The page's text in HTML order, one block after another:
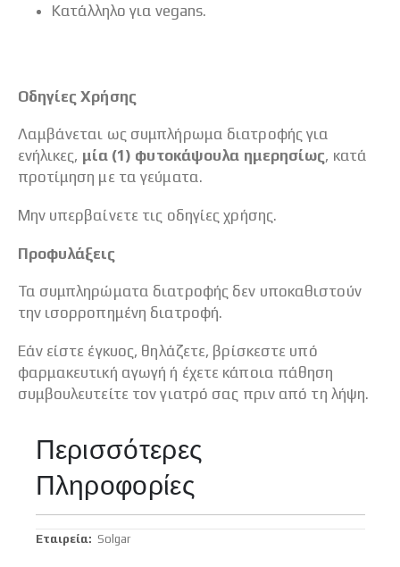
Κατάλληλο για vegans.
Οδηγίες Χρήσης
Λαμβάνεται ως συμπλήρωμα διατροφής για
ενήλικες, μία (1) φυτοκάψουλα ημερησίως, κατά
προτίμηση με τα γεύματα.
Μην υπερβαίνετε τις οδηγίες χρήσης.
Προφυλάξεις
Τα συμπληρώματα διατροφής δεν υποκαθιστούν
την ισορροπημένη διατροφή.
Εάν είστε έγκυος, θηλάζετε, βρίσκεστε υπό
φαρμακευτική αγωγή ή έχετε κάποια πάθηση
συμβουλευτείτε τον γιατρό σας πριν από τη λήψη.
Περισσότερες
Πληροφορίες
ΠερισσότερεςSolgar